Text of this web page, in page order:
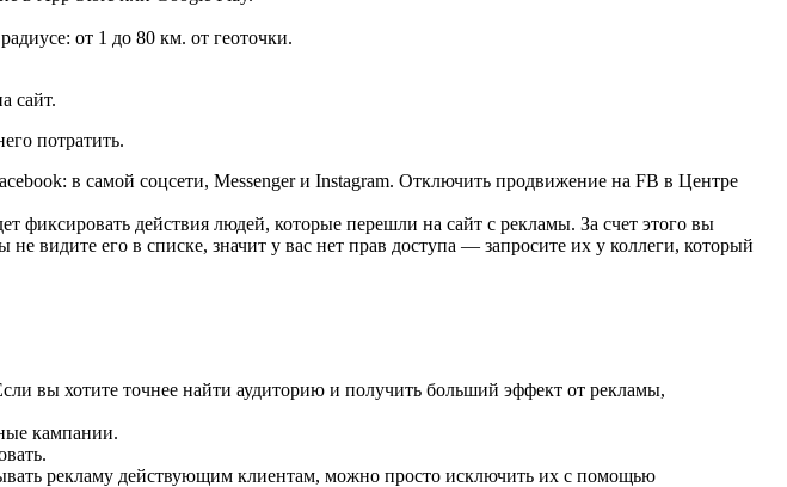
от 1 до 80 км. от геоточки.
сайт.
потратить.
в самой соцсети, Messenger и Instagram. Отключить продвижение на FB в Центре
фиксировать действия людей, которые перешли на сайт с рекламы. За счет этого вы
видите его в списке, значит у вас нет прав доступа — запросите их у коллеги, который
вы хотите точнее найти аудиторию и получить больший эффект от рекламы,
кампании.
рекламу действующим клиентам, можно просто исключить их с помощью